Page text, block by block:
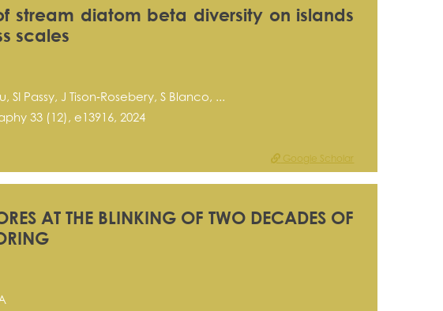
stream diatom beta diversity on islands
scales
Passy, J Tison‐Rosebery, S Blanco, ...
33 (12), e13916, 2024
Google Scholar
AT THE BLINKING OF TWO DECADES OF